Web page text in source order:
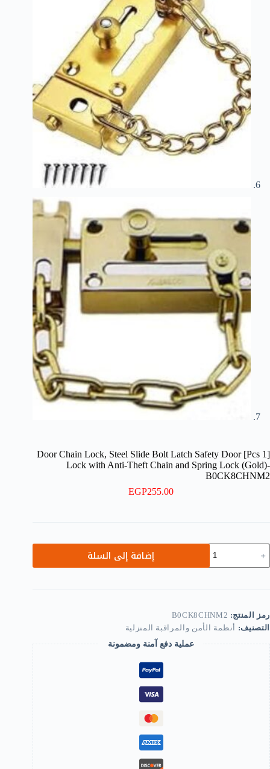
[1 Pcs] Door Chain Lock, Steel Slide Bolt Latch Safety Door
Lock with Anti-Theft Chain and Spring Lock (Gold)-
B0CK8CHNM2
EGP255.00
[1
Pcs]
Chain
Steel
Slide
Bolt
Safety
Door
Lock
with
Anti-
Theft
Chain
and
Spring
Lock
(Gold)-
B0CK8CHNM2
إضافة إلى السلة
رمز المنتج: B0CK8CHNM2
التصنيف: أنظمة الأمن والمراقبة المنزلية
عملية دفع آمنة ومضمونة